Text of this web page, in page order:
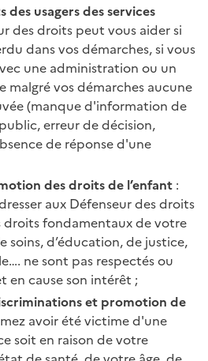
usagers des services
des droits peut vous aider si
dans vos démarches, si vous
une administration ou un
malgré vos démarches aucune
(manque d'information de
erreur de décision,
de réponse d'une
des droits de l’enfant :
aux Défenseur des droits
droits fondamentaux de votre
soins, d’éducation, de justice,
ne sont pas respectés ou
en cause son intérêt ;
et promotion de
avoir été victime d'une
soit en raison de votre